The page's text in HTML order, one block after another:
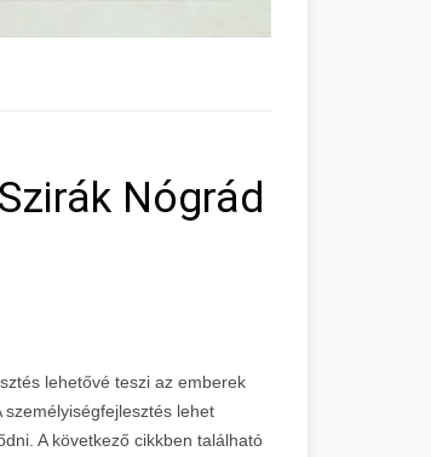
Nógrád
lehetővé teszi az emberek
lehet
A következő cikkben található